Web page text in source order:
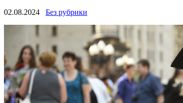
02.08.2024 Без рубрики